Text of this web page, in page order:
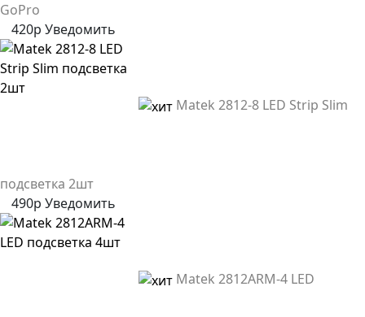
GoPro
420р Уведомить
Matek 2812-8 LED Strip Slim
подсветка 2шт
490р Уведомить
Matek 2812ARM-4 LED